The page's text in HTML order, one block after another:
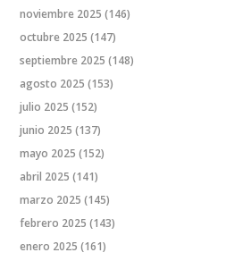
noviembre 2025 (146)
octubre 2025 (147)
septiembre 2025 (148)
agosto 2025 (153)
julio 2025 (152)
junio 2025 (137)
mayo 2025 (152)
abril 2025 (141)
marzo 2025 (145)
febrero 2025 (143)
enero 2025 (161)